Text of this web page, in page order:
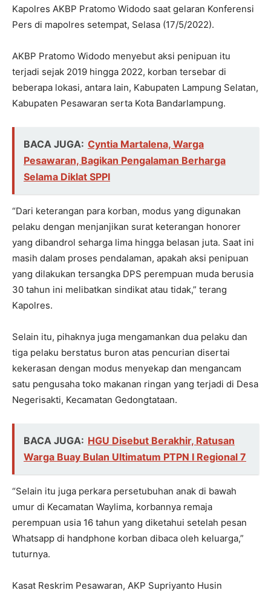
Kapolres AKBP Pratomo Widodo saat gelaran Konferensi
Pers di mapolres setempat, Selasa (17/5/2022).
AKBP Pratomo Widodo menyebut aksi penipuan itu
terjadi sejak 2019 hingga 2022, korban tersebar di
beberapa lokasi, antara lain, Kabupaten Lampung Selatan,
Kabupaten Pesawaran serta Kota Bandarlampung.
BACA JUGA: Cyntia Martalena, Warga
Pesawaran, Bagikan Pengalaman Berharga
Selama Diklat SPPI
“Dari keterangan para korban, modus yang digunakan
pelaku dengan menjanjikan surat keterangan honorer
yang dibandrol seharga lima hingga belasan juta. Saat ini
masih dalam proses pendalaman, apakah aksi penipuan
yang dilakukan tersangka DPS perempuan muda berusia
30 tahun ini melibatkan sindikat atau tidak,” terang
Kapolres.
Selain itu, pihaknya juga mengamankan dua pelaku dan
tiga pelaku berstatus buron atas pencurian disertai
kekerasan dengan modus menyekap dan mengancam
satu pengusaha toko makanan ringan yang terjadi di Desa
Negerisakti, Kecamatan Gedongtataan.
BACA JUGA: HGU Disebut Berakhir, Ratusan
Warga Buay Bulan Ultimatum PTPN I Regional 7
“Selain itu juga perkara persetubuhan anak di bawah
umur di Kecamatan Waylima, korbannya remaja
perempuan usia 16 tahun yang diketahui setelah pesan
Whatsapp di handphone korban dibaca oleh keluarga,”
tuturnya.
Kasat Reskrim Pesawaran, AKP Supriyanto Husin